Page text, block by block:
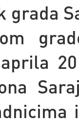
grada